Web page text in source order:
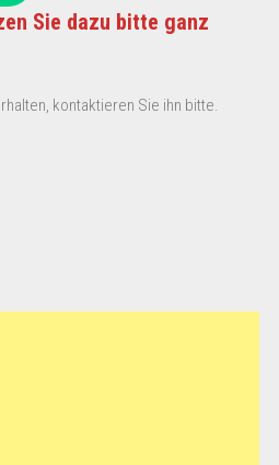
Sie dazu bitte ganz
kontaktieren Sie ihn bitte.